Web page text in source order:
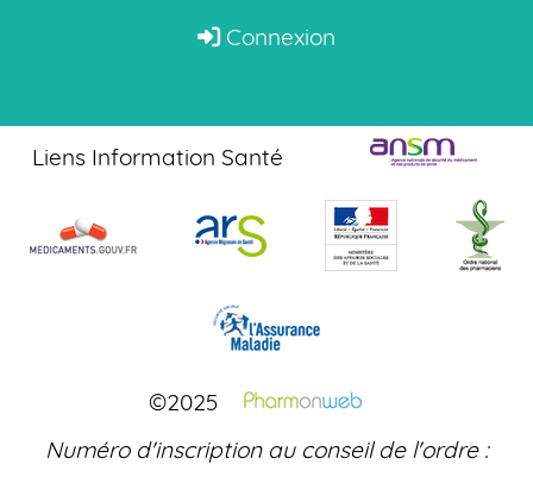
Connexion
Liens Information Santé
©2025
Numéro d'inscription au conseil de l'ordre :